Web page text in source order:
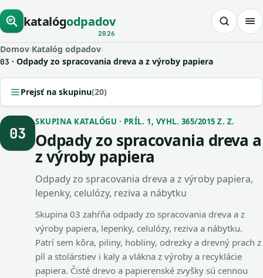
katalógodpadov
2026
Domov›Katalóg odpadov›
03 · Odpady zo spracovania dreva a z výroby papiera
Prejsť na skupinu(20)
03
SKUPINA KATALÓGU · PRÍL. 1, VYHL. 365/2015 Z. Z.
Odpady zo spracovania dreva a
z výroby papiera
Odpady zo spracovania dreva a z výroby papiera,
lepenky, celulózy, reziva a nábytku
Skupina 03 zahŕňa odpady zo spracovania dreva a z
výroby papiera, lepenky, celulózy, reziva a nábytku.
Patrí sem kôra, piliny, hobliny, odrezky a drevný prach z
píl a stolárstiev i kaly a vlákna z výroby a recyklácie
papiera. Čisté drevo a papierenské zvyšky sú cennou